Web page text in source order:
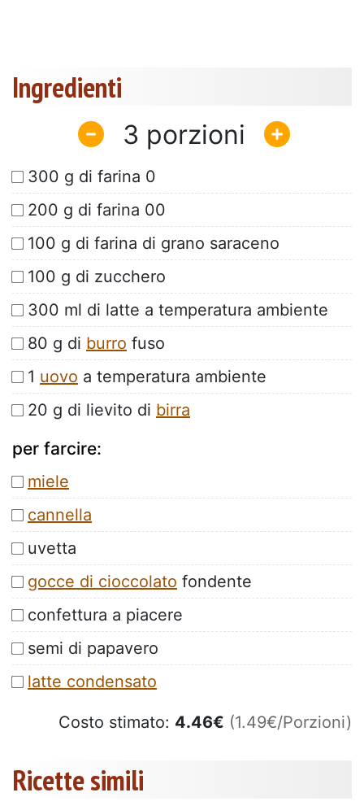
Ingredienti
3
300 g di farina 0
200 g di farina 00
100 g di farina di grano saraceno
100 g di zucchero
300 ml di latte a temperatura ambiente
80 g di burro fuso
1 uovo a temperatura ambiente
20 g di lievito di birra
per farcire:
miele
cannella
uvetta
gocce di cioccolato fondente
confettura a piacere
semi di papavero
latte condensato
Costo stimato: 4.46€ (1.49€/Porzioni)
Ricette simili